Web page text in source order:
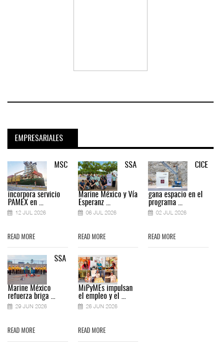
EMPRESARIALES
MSC
incorpora servicio
PAMEX en ...
12 JUL 2026
READ MORE
SSA
Marine México
refuerza briga ...
29 JUN 2026
READ MORE
SSA
Marine México y Vía
Esperanz ...
06 JUL 2026
READ MORE
MiPyMEs impulsan
el empleo y el ...
26 JUN 2026
READ MORE
CICE
gana espacio en el
programa ...
02 JUL 2026
READ MORE